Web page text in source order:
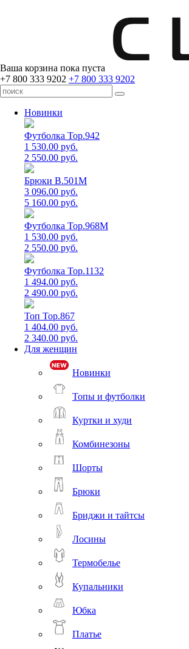
Ваша корзина пока пуста
+7 800 333 9202 +7 800 333 9202
Новинки
Футболка Top.942
1 530.00 руб.
2 550.00 руб.
Брюки B.501M
3 096.00 руб.
5 160.00 руб.
Футболка Top.968M
1 530.00 руб.
2 550.00 руб.
Футболка Top.1132
1 494.00 руб.
2 490.00 руб.
Топ Top.867
1 404.00 руб.
2 340.00 руб.
Для женщин
Новинки
Топы и футболки
Куртки и худи
Комбинезоны
Шорты
Брюки
Бриджи и тайтсы
Лосины
Термобелье
Купальники
Юбка
Платье